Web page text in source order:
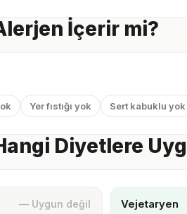
İçerir mi?
Yer fıstığı yok Sert kabuklu yok
Diyetlere
— Uygun değil Vejetaryen